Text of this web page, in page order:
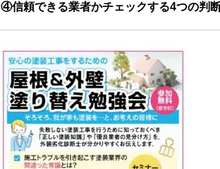
④信頼できる業者かチェックする4つの判